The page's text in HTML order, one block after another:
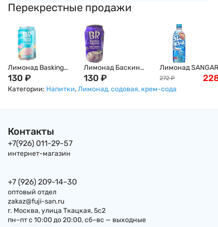
Перекрестные продажи
Лимонад Basking
Robbins со вкусом
сахарной ваты,
130 ₽
Лимонад Баскин
Робинс Basking
Robbins черника-
130 ₽
Лимонад
Рамунэ, Япония,
500г
272 ₽
Категории: Напитки,Лимонад, содовая, крем-сода
Контакты
+7(926) 011-29-57
интернет-магазин
+7 (926) 209-14-30
оптовый отдел
zakaz@fuji-san.ru
г. Москва, улица Ткацкая, 5с2
пн–пт с 10:00 до 20:00, сб–вс — выходные